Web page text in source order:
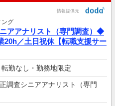
情報提供元
ング
アアナリスト（専門調査）◆
20h／土日祝休【転職支援サー
転勤なし・勤務地限定
調査シニアアナリスト（専門